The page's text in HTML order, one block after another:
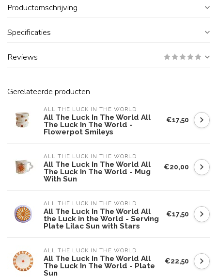
Productomschrijving
Specificaties
Reviews
Gerelateerde producten
ALL THE LUCK IN THE WORLD
All The Luck In The World All
The Luck In The World -
Flowerpot Smileys
€17,50
ALL THE LUCK IN THE WORLD
All The Luck In The World All
The Luck In The World - Mug
With Sun
€20,00
ALL THE LUCK IN THE WORLD
All The Luck In The World All
the Luck in the World - Serving
Plate Lilac Sun with Stars
€17,50
ALL THE LUCK IN THE WORLD
All The Luck In The World All
The Luck In The World - Plate
Sun
€22,50